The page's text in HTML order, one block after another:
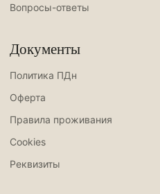
Вопросы-ответы
Документы
Политика ПДн
Оферта
Правила проживания
Cookies
Реквизиты